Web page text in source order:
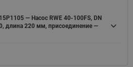
— Насос RWE 40-100FS, DN
длина 220 мм, присоединение —